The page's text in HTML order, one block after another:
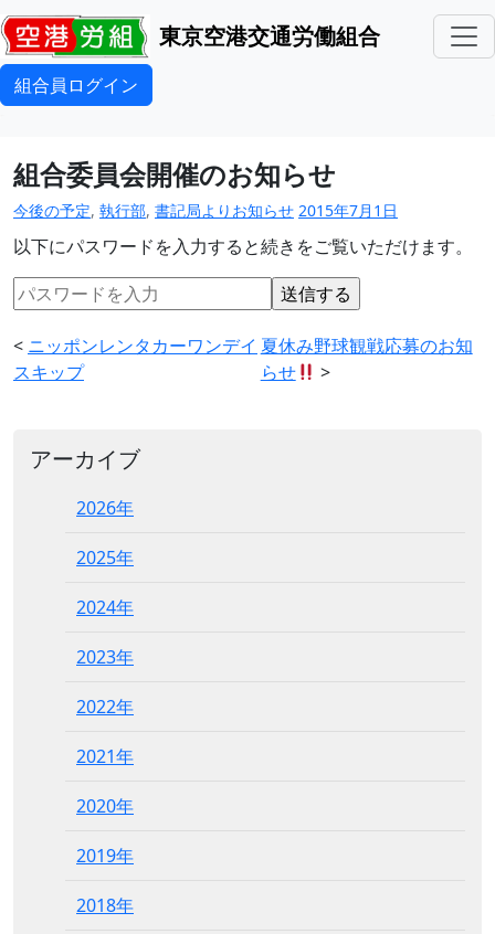
東京空港交通労働組合
組合員ログイン
アーカイブ
2026年
2025年
2024年
2023年
2022年
2021年
2020年
2019年
2018年
組合委員会開催のお知らせ
今後の予定, 執行部, 書記局よりお知らせ 2015年7月1日
以下にパスワードを入力すると続きをご覧いただけます。
< ニッポンレンタカーワンデイ
スキップ
夏休み野球観戦応募のお知
らせ
>